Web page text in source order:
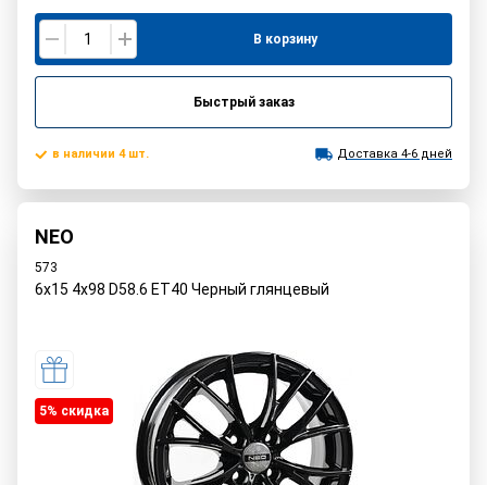
В корзину
Быстрый заказ
в наличии 4 шт. Доставка 4-6 дней
NEO
573
6x15 4x98 D58.6 ET40 Черный глянцевый
5% cкидка